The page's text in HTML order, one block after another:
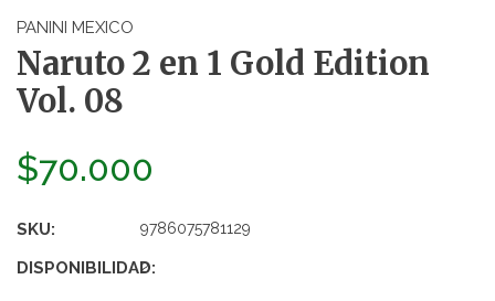
PANINI MEXICO
Naruto 2 en 1 Gold Edition
Vol. 08
$70.000
SKU: 9786075781129
DISPONIBILIDAD:
2